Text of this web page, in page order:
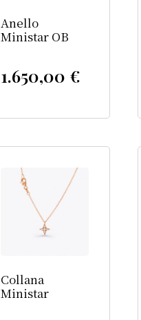
Anello
Ministar OB
1.650,00 €
Collana
Ministar